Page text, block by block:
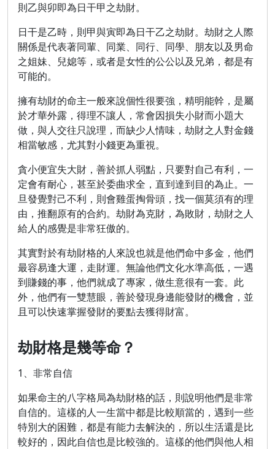
則乙與卯即為日干甲之劫財。
日干是乙時，則甲與寅即為日干乙之劫財。劫財之人際
關係是代表著同輩、同業、同行、同學、朋友以及男命
之姐妹、兒媳等，或者是女性的公公以及兄弟，都是有
可能的。
擁有劫財的命主一般來說個性很要強，精明能幹，是屬
於才華外露，得理不讓人，常會因損失小財而小題大
做，與人交往只說理，而缺少人情味，劫財之人對金錢
相當敏感，尤其對小錢更為重視。
貪小便宜失大財，善於抓人弱點，只要對自己有利，一
定會有耐心，甚至於委曲求全，直到達到目的為止。一
旦發覺對己不利，則會雞蛋掏骨頭，找一個莫須有的理
由，推翻原有的合約。劫財為克財，為敗財，劫財之人
給人的感覺是非常狂傲的。
其實對於有劫財格的人來說也就是他們命中多金，他們
最容易逢大運，走財運。無論他們文化水準高低，一遇
到賺錢的事，他們就成了專家，做生意很有一套。此
外，他們有一雙慧眼，善於發現身邊能發財的機會，並
且可以快速掌握發財的要點去獲得財富。
劫財格是幾等命？
1、非常自信
如果命主的八字格局為劫財格的話，則說明他們是非常
自信的。這樣的人一生當中都是比較順當的，遇到一些
特別大的困難，都是有能力去解決的，所以生活還是比
較好的，因此自信也是比較強的。這樣的他們與他人相